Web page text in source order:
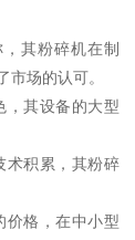
其粉碎机在制
场的认可。
，其设备的大型
术积累，其粉碎
价格，在中小型